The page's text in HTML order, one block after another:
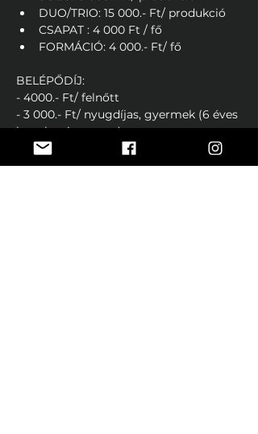
DUO/TRIO: 15 000.- Ft/ produkció
CSAPAT : 4 000 Ft / fő
FORMÁCIÓ: 4 000.- Ft/ fő
BELÉPŐDÍJ:
- 4000.- Ft/ felnőtt
- 3 000.- Ft/ nyugdíjas, gyermek (6 éves
kor alatt ingyenes)
Fellépőknek és versenyzőknek:
INGYENES